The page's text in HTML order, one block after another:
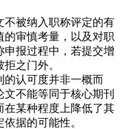
不被纳入职称评定的有
审慎考量，以及对职
报过程中，若提交增
之门外。
的认可度并非一概而
不能等同于核心期刊
在某种程度上降低了其
据的可能性。